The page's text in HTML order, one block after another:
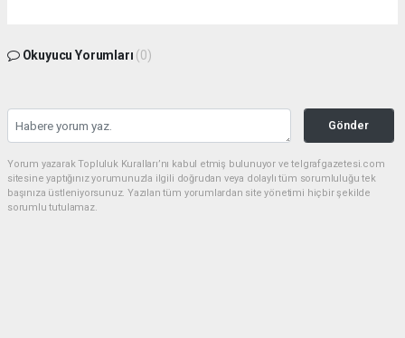
Okuyucu Yorumları (0)
Gönder
Yorum yazarak Topluluk Kuralları’nı kabul etmiş bulunuyor ve telgrafgazetesi.com
sitesine yaptığınız yorumunuzla ilgili doğrudan veya dolaylı tüm sorumluluğu tek
başınıza üstleniyorsunuz. Yazılan tüm yorumlardan site yönetimi hiçbir şekilde
sorumlu tutulamaz.